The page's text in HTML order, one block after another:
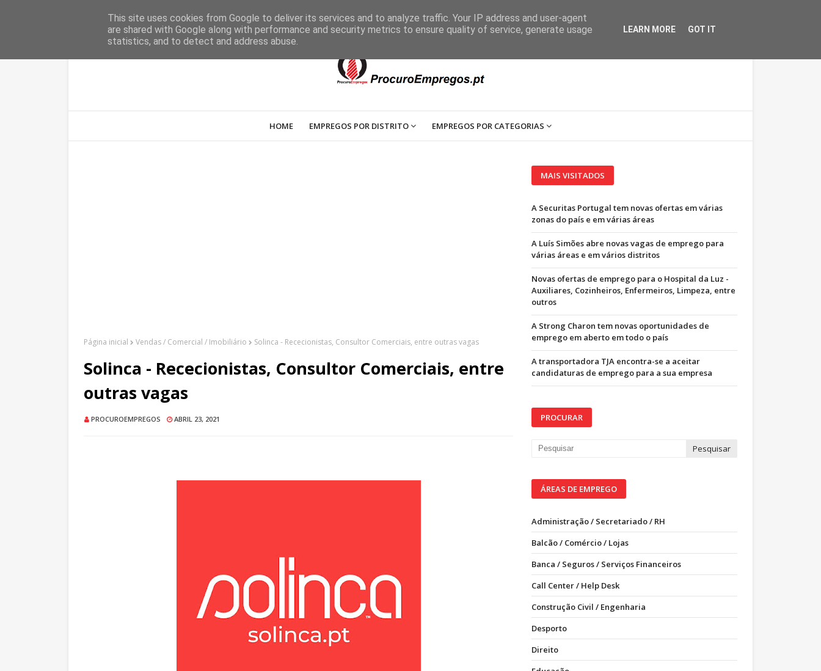
HOME EMPREGOS POR DISTRITO EMPREGOS POR CATEGORIAS
Página inicial Vendas / Comercial / Imobiliário Solinca - Rececionistas, Consultor Comerciais, entre outras vagas
Solinca - Rececionistas, Consultor Comerciais, entre
outras vagas
PROCUROEMPREGOS ABRIL 23, 2021
MAIS VISITADOS
A Securitas Portugal tem novas ofertas em várias
zonas do país e em várias áreas
A Luís Simões abre novas vagas de emprego para
várias áreas e em vários distritos
Novas ofertas de emprego para o Hospital da Luz -
Auxiliares, Cozinheiros, Enfermeiros, Limpeza, entre
outros
A Strong Charon tem novas oportunidades de
emprego em aberto em todo o país
A transportadora TJA encontra-se a aceitar
candidaturas de emprego para a sua empresa
PROCURAR
ÁREAS DE EMPREGO
Administração / Secretariado / RH
Balcão / Comércio / Lojas
Banca / Seguros / Serviços Financeiros
Call Center / Help Desk
Construção Civil / Engenharia
Desporto
Direito
This site uses cookies from Google to deliver its services and to analyze traffic. Your IP address and user-agent
are shared with Google along with performance and security metrics to ensure quality of service, generate usage
statistics, and to detect and address abuse.
LEARN MORE GOT IT